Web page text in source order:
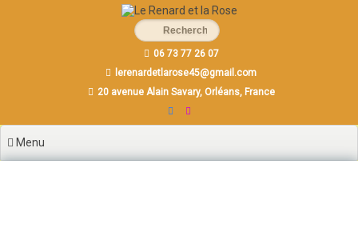
06 73 77 26 07
lerenardetlarose45@gmail.com
20 avenue Alain Savary, Orléans, France
Menu